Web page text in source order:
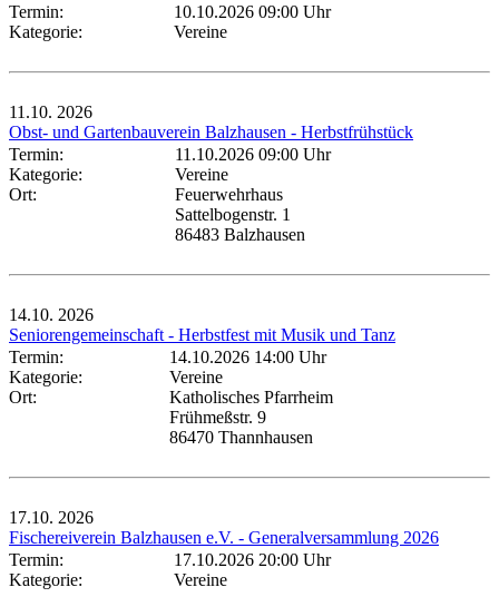
Termin:
10.10.2026 09:00 Uhr
Kategorie:
Vereine
11.10. 2026
Obst- und Gartenbauverein Balzhausen - Herbstfrühstück
Termin:
11.10.2026 09:00 Uhr
Kategorie:
Vereine
Ort:
Feuerwehrhaus
Sattelbogenstr. 1
86483 Balzhausen
14.10. 2026
Seniorengemeinschaft - Herbstfest mit Musik und Tanz
Termin:
14.10.2026 14:00 Uhr
Kategorie:
Vereine
Ort:
Katholisches Pfarrheim
Frühmeßstr. 9
86470 Thannhausen
17.10. 2026
Fischereiverein Balzhausen e.V. - Generalversammlung 2026
Termin:
17.10.2026 20:00 Uhr
Kategorie:
Vereine